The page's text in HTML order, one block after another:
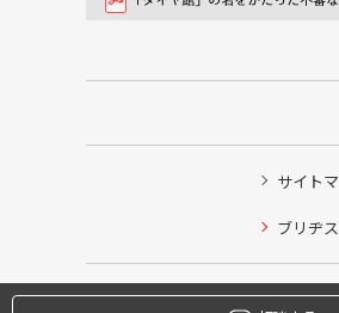
サイト
ブリヂ
タイヤ点検・安全点検/タイ
クローク契約会員専用タイ
本日のタイヤ履き替え順番待